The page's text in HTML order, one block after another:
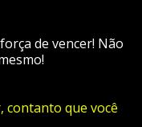
de vencer! Não
contanto que você